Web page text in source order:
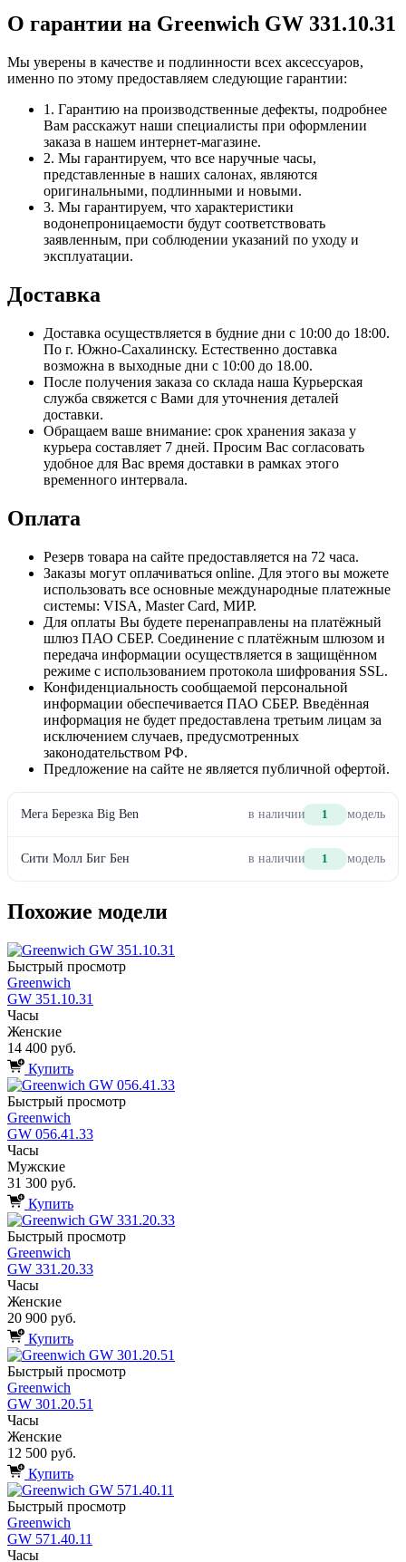
О гарантии на Greenwich GW 331.10.31
Мы уверены в качестве и подлинности всех аксессуаров,
именно по этому предоставляем следующие гарантии:
1. Гарантию на производственные дефекты, подробнее
Вам расскажут наши специалисты при оформлении
заказа в нашем интернет-магазине.
2. Мы гарантируем, что все наручные часы,
представленные в наших салонах, являются
оригинальными, подлинными и новыми.
3. Мы гарантируем, что характеристики
водонепроницаемости будут соответствовать
заявленным, при соблюдении указаний по уходу и
эксплуатации.
Доставка
Доставка осуществляется в будние дни с 10:00 до 18:00.
По г. Южно-Сахалинску. Естественно доставка
возможна в выходные дни с 10:00 до 18.00.
После получения заказа со склада наша Курьерская
служба свяжется с Вами для уточнения деталей
доставки.
Обращаем ваше внимание: срок хранения заказа у
курьера составляет 7 дней. Просим Вас согласовать
удобное для Вас время доставки в рамках этого
временного интервала.
Оплата
Резерв товара на сайте предоставляется на 72 часа.
Заказы могут оплачиваться online. Для этого вы можете
использовать все основные международные платежные
системы: VISA, Master Card, МИР.
Для оплаты Вы будете перенаправлены на платёжный
шлюз ПАО СБЕР. Соединение с платёжным шлюзом и
передача информации осуществляется в защищённом
режиме с использованием протокола шифрования SSL.
Конфиденциальность сообщаемой персональной
информации обеспечивается ПАО СБЕР. Введённая
информация не будет предоставлена третьим лицам за
исключением случаев, предусмотренных
законодательством РФ.
Предложение на сайте не является публичной офертой.
Мега Березка Big Ben в наличии 1 модель
Сити Молл Биг Бен в наличии 1 модель
Похожие модели
Быстрый просмотр
Greenwich
GW 351.10.31
Часы
Женские
14 400 руб.
Купить
Быстрый просмотр
Greenwich
GW 056.41.33
Часы
Мужские
31 300 руб.
Купить
Быстрый просмотр
Greenwich
GW 331.20.33
Часы
Женские
20 900 руб.
Купить
Быстрый просмотр
Greenwich
GW 301.20.51
Часы
Женские
12 500 руб.
Купить
Быстрый просмотр
Greenwich
GW 571.40.11
Часы